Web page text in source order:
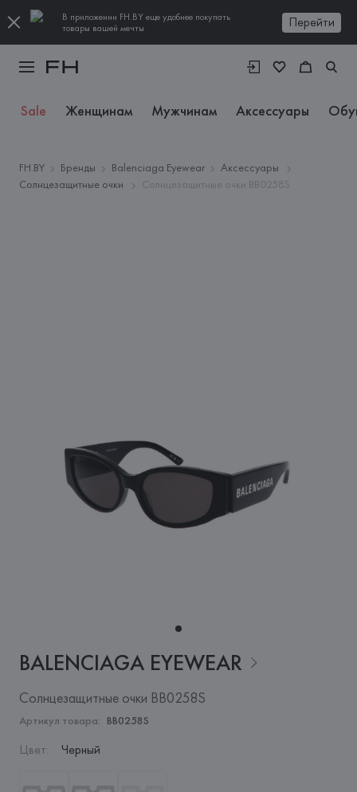
В приложении FH.BY еще удобнее покупать
товары вашей мечты
Перейти
Sale Женщинам Мужчинам Аксессуары
FH.BY Бренды Balenciaga Eyewear
Аксессуары
Солнцезащитные очки
Солнцезащитные очки BB0258S
BALENCIAGA EYEWEAR
Солнцезащитные очки BB0258S
Артикул товара: BB0258S
Цвет: Черный